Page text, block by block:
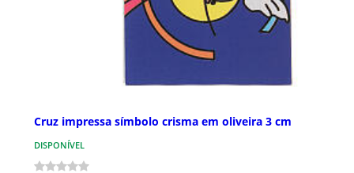
Cruz impressa símbolo crisma em oliveira 3 cm
DISPONÍVEL